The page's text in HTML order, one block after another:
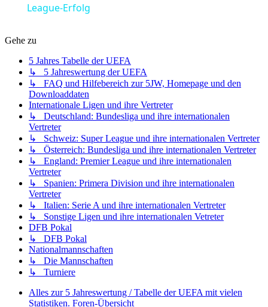
League-Erfolg
Gehe zu
5 Jahres Tabelle der UEFA
↳ 5 Jahreswertung der UEFA
↳ FAQ und Hilfebereich zur 5JW, Homepage und den
Downloaddaten
Internationale Ligen und ihre Vertreter
↳ Deutschland: Bundesliga und ihre internationalen
Vertreter
↳ Schweiz: Super League und ihre internationalen Vertreter
↳ Österreich: Bundesliga und ihre internationalen Vertreter
↳ England: Premier League und ihre internationalen
Vertreter
↳ Spanien: Primera Division und ihre internationalen
Vertreter
↳ Italien: Serie A und ihre internationalen Vertreter
↳ Sonstige Ligen und ihre internationalen Vetreter
DFB Pokal
↳ DFB Pokal
Nationalmannschaften
↳ Die Mannschaften
↳ Turniere
Alles zur 5 Jahreswertung / Tabelle der UEFA mit vielen
Statistiken. Foren-Übersicht